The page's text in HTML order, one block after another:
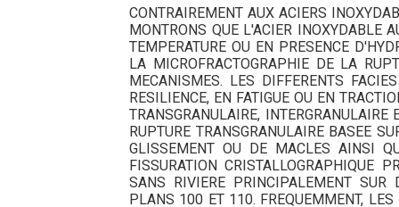
CONTRAIREMENT AUX ACIERS
MONTRONS QUE L'ACIER INOXYDABLE
TEMPERATURE OU EN PRESENCE
LA MICROFRACTOGRAPHIE DE LA
MECANISMES. LES DIFFERENTS
RESILIENCE, EN FATIGUE OU EN
TRANSGRANULAIRE,
RUPTURE TRANSGRANULAIRE BASEE
GLISSEMENT OU DE MACLES AINSI
FISSURATION CRISTALLOGRAPHIQUE
SANS RIVIERE PRINCIPALEMENT
PLANS 100 ET 110. FREQUEMMENT,